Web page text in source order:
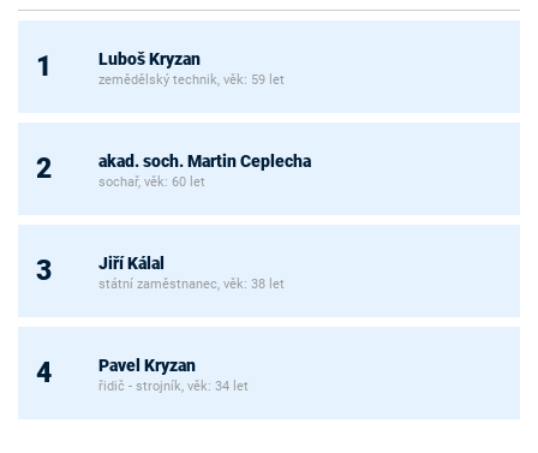
1 Luboš Kryzan
zemědělský technik, věk: 59 let
2 akad. soch. Martin Ceplecha
sochař, věk: 60 let
3 Jiří Kálal
státní zaměstnanec, věk: 38 let
4 Pavel Kryzan
řidič - strojník, věk: 34 let